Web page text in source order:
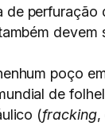
de
devem
poço
de
(fracking,